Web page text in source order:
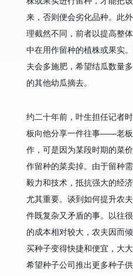
来，否则便会劣化品种。此
理截然不同，前者以提高整
中在用作留种的植株或果实
夫会多施肥，希望结瓜数量
的其他幼瓜摘去。
约二十年前，叶生担任记者
板向他分享一件往事——老板
作，可是因为某段时期的菜
作留种的菜卖掉。由于留种
毅力和技术，抵抗强大的经
尤其重要。谈到如何提升农
件既复杂又矛盾的事。以往
的成本相对较大，农夫因而
买种子变得快捷和便宜，大
希望种子公司推出更多种子